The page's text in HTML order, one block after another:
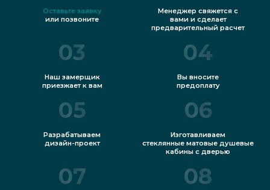
Оставьте заявку
или позвоните
Менеджер свяжется с
вами и сделает
предварительный расчет
03
Наш замерщик
приезжает к вам
04
Вы вносите
предоплату
05
Разрабатываем
дизайн-проект
06
Изготавливаем
стеклянные матовые душевые
кабины с дверью
07 08